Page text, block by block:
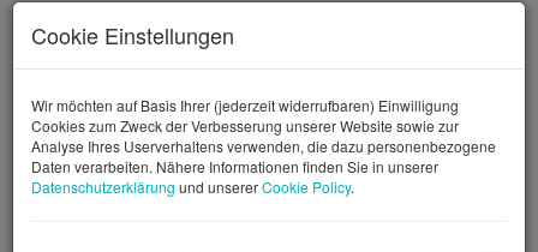
Cookie Einstellungen
Wir möchten auf Basis Ihrer (jederzeit widerrufbaren) Einwilligung
Cookies zum Zweck der Verbesserung unserer Website sowie zur
Analyse Ihres Userverhaltens verwenden, die dazu personenbezogene
Daten verarbeiten. Nähere Informationen finden Sie in unserer
Datenschutzerklärung und unsererCookie Policy.